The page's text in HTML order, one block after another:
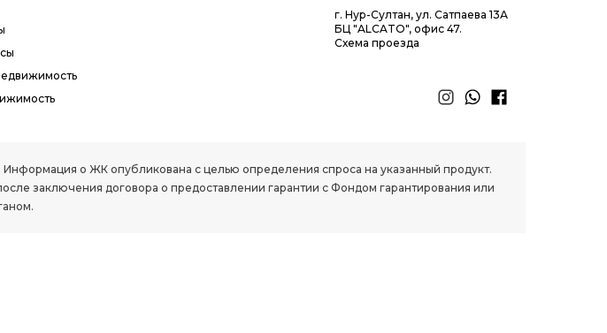
г. Нур-Султан, ул. Сатпаева 13А
БЦ "ALCATO", офис 47.
Схема проезда
Информация о ЖК опубликована с целью определения спроса на указанный продукт.
заключения договора о предоставлении гарантии с Фондом гарантирования или